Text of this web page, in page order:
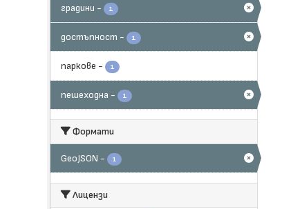
градини - 1
достъпност - 1
паркове - 1
пешеходна - 1
Формати
GeoJSON - 1
Лицензи